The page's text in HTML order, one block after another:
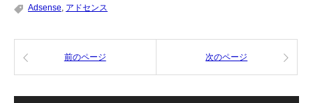
Adsense, アドセンス
前のページ 次のページ